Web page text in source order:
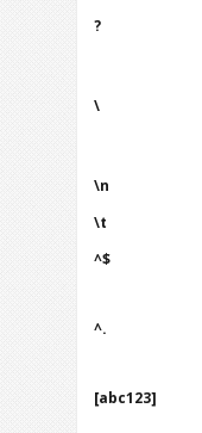
?
\
\n
\t
^$
^.
[abc123]